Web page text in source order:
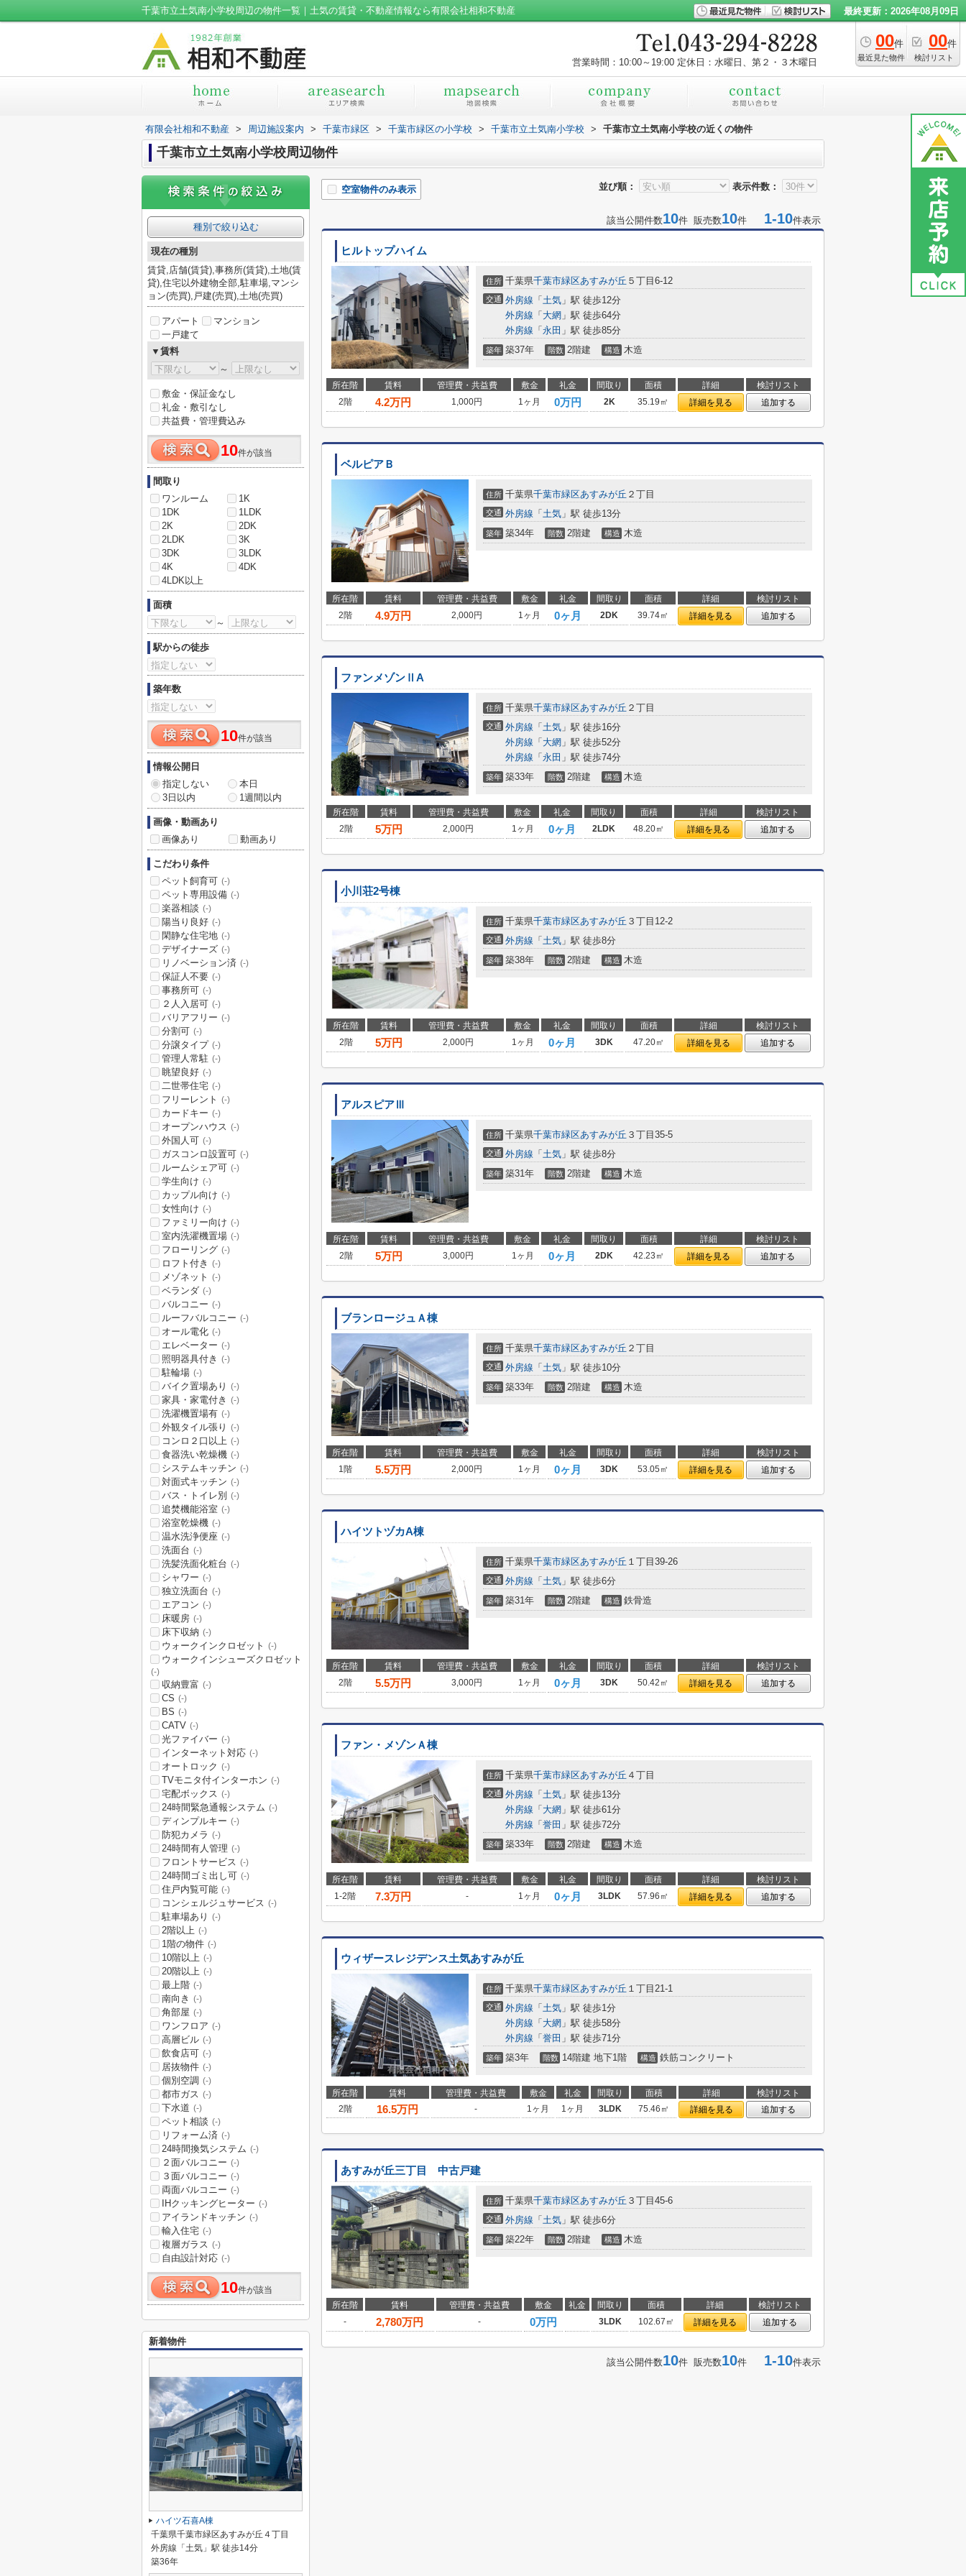
千葉市立土気南小学校周辺の物件一覧｜土気の賃貸・不動産情報なら有限会社相和不動産 最終更新：2026年08月09日
00件
最近見た物件
00件
検討リスト
営業時間：10:00～19:00 定休日：水曜日、第２・３木曜日
有限会社相和不動産 > 周辺施設案内 > 千葉市緑区 > 千葉市緑区の小学校 > 千葉市立土気南小学校 > 千葉市立土気南小学校の近くの物件
千葉市立土気南小学校周辺物件
並び順： 表示件数：
空室物件のみ表示
該当公開件数10件 販売数10件 1-10件表示
ヒルトップハイム
住所 千葉県千葉市緑区あすみが丘 ５丁目6-12
交通 外房線 「 土気 」駅 徒歩12分
外房線 「 大網 」駅 徒歩64分
外房線 「 永田 」駅 徒歩85分
築年 築37年 階数 2階建 構造 木造
所在階 賃料 管理費・共益費 敷金 礼金 間取り 面積 詳細
検討リスト
2階
4.2万円 1,000円 1ヶ月 0万円 2K 35.19㎡ 詳細を見る 追加する
ベルピアＢ
住所 千葉県千葉市緑区あすみが丘 ２丁目
交通 外房線 「 土気 」駅 徒歩13分
築年 築34年 階数 2階建 構造 木造
所在階 賃料 管理費・共益費 敷金 礼金 間取り 面積 詳細
検討リスト
2階
4.9万円 2,000円 1ヶ月 0ヶ月 2DK 39.74㎡ 詳細を見る 追加する
ファンメゾンⅡA
住所 千葉県千葉市緑区あすみが丘 ２丁目
交通 外房線 「 土気 」駅 徒歩16分
外房線 「 大網 」駅 徒歩52分
外房線 「 永田 」駅 徒歩74分
築年 築33年 階数 2階建 構造 木造
所在階 賃料 管理費・共益費 敷金 礼金 間取り 面積 詳細
検討リスト
2階
5万円 2,000円 1ヶ月 0ヶ月 2LDK 48.20㎡ 詳細を見る 追加する
小川荘2号棟
住所 千葉県千葉市緑区あすみが丘 ３丁目12-2
交通 外房線 「 土気 」駅 徒歩8分
築年 築38年 階数 2階建 構造 木造
所在階 賃料 管理費・共益費 敷金 礼金 間取り 面積 詳細
検討リスト
2階
5万円 2,000円 1ヶ月 0ヶ月 3DK 47.20㎡ 詳細を見る 追加する
アルスピアⅢ
住所 千葉県千葉市緑区あすみが丘 ３丁目35-5
交通 外房線 「 土気 」駅 徒歩8分
築年 築31年 階数 2階建 構造 木造
所在階 賃料 管理費・共益費 敷金 礼金 間取り 面積 詳細
検討リスト
2階
5万円 3,000円 1ヶ月 0ヶ月 2DK 42.23㎡ 詳細を見る 追加する
ブランロージュＡ棟
住所 千葉県千葉市緑区あすみが丘 ２丁目
交通 外房線 「 土気 」駅 徒歩10分
築年 築33年 階数 2階建 構造 木造
所在階 賃料 管理費・共益費 敷金 礼金 間取り 面積 詳細
検討リスト
1階
5.5万円 2,000円 1ヶ月 0ヶ月 3DK 53.05㎡ 詳細を見る 追加する
ハイツトヅカA棟
住所 千葉県千葉市緑区あすみが丘 １丁目39-26
交通 外房線 「 土気 」駅 徒歩6分
築年 築31年 階数 2階建 構造 鉄骨造
所在階 賃料 管理費・共益費 敷金 礼金 間取り 面積 詳細
検討リスト
2階
5.5万円 3,000円 1ヶ月 0ヶ月 3DK 50.42㎡ 詳細を見る 追加する
ファン・メゾンＡ棟
住所 千葉県千葉市緑区あすみが丘 ４丁目
交通 外房線 「 土気 」駅 徒歩13分
外房線 「 大網 」駅 徒歩61分
外房線 「 誉田 」駅 徒歩72分
築年 築33年 階数 2階建 構造 木造
所在階 賃料 管理費・共益費 敷金 礼金 間取り 面積 詳細
検討リスト
1-2階
7.3万円 - 1ヶ月 0ヶ月 3LDK 57.96㎡ 詳細を見る 追加する
ウィザースレジデンス土気あすみが丘
住所 千葉県千葉市緑区あすみが丘 １丁目21-1
交通 外房線 「 土気 」駅 徒歩1分
外房線 「 大網 」駅 徒歩58分
外房線 「 誉田 」駅 徒歩71分
築年 築3年 階数 14階建 地下1階 構造 鉄筋コンクリート
所在階 賃料 管理費・共益費 敷金 礼金 間取り 面積 詳細
検討リスト
2階
16.5万円 - 1ヶ月 1ヶ月 3LDK 75.46㎡ 詳細を見る 追加する
あすみが丘三丁目 中古戸建
住所 千葉県千葉市緑区あすみが丘 ３丁目45-6
交通 外房線 「 土気 」駅 徒歩6分
築年 築22年 階数 2階建 構造 木造
所在階 賃料 管理費・共益費 敷金 礼金 間取り 面積 詳細
検討リスト
-
2,780万円 - 0万円 3LDK 102.67㎡ 詳細を見る 追加する
該当公開件数10件 販売数10件 1-10件表示
種別で絞り込む
現在の種別
賃貸,店舗(賃貸),事務所(賃貸),土地(賃
貸),住宅以外建物全部,駐車場,マンシ
ョン(売買),戸建(売買),土地(売買)
アパート
マンション
一戸建て
▼賃料
～
敷金・保証金なし
礼金・敷引なし
共益費・管理費込み
10件が該当
間取り
ワンルーム
1K
1DK
1LDK
2K
2DK
2LDK
3K
3DK
3LDK
4K
4DK
4LDK以上
面積
～
駅からの徒歩
築年数
10件が該当
情報公開日
指定しない
本日
3日以内
1週間以内
画像・動画あり
画像あり
動画あり
こだわり条件
ペット飼育可 (-)
ペット専用設備 (-)
楽器相談 (-)
陽当り良好 (-)
閑静な住宅地 (-)
デザイナーズ (-)
リノベーション済 (-)
保証人不要 (-)
事務所可 (-)
２人入居可 (-)
バリアフリー (-)
分割可 (-)
分譲タイプ (-)
管理人常駐 (-)
眺望良好 (-)
二世帯住宅 (-)
フリーレント (-)
カードキー (-)
オープンハウス (-)
外国人可 (-)
ガスコンロ設置可 (-)
ルームシェア可 (-)
学生向け (-)
カップル向け (-)
女性向け (-)
ファミリー向け (-)
室内洗濯機置場 (-)
フローリング (-)
ロフト付き (-)
メゾネット (-)
ベランダ (-)
バルコニー (-)
ルーフバルコニー (-)
オール電化 (-)
エレベーター (-)
照明器具付き (-)
駐輪場 (-)
バイク置場あり (-)
家具・家電付き (-)
洗濯機置場有 (-)
外観タイル張り (-)
コンロ２口以上 (-)
食器洗い乾燥機 (-)
システムキッチン (-)
対面式キッチン (-)
バス・トイレ別 (-)
追焚機能浴室 (-)
浴室乾燥機 (-)
温水洗浄便座 (-)
洗面台 (-)
洗髪洗面化粧台 (-)
シャワー (-)
独立洗面台 (-)
エアコン (-)
床暖房 (-)
床下収納 (-)
ウォークインクロゼット (-)
ウォークインシューズクロゼット
(-)
収納豊富 (-)
CS (-)
BS (-)
CATV (-)
光ファイバー (-)
インターネット対応 (-)
オートロック (-)
TVモニタ付インターホン (-)
宅配ボックス (-)
24時間緊急通報システム (-)
ディンプルキー (-)
防犯カメラ (-)
24時間有人管理 (-)
フロントサービス (-)
24時間ゴミ出し可 (-)
住戸内覧可能 (-)
コンシェルジュサービス (-)
駐車場あり (-)
2階以上 (-)
1階の物件 (-)
10階以上 (-)
20階以上 (-)
最上階 (-)
南向き (-)
角部屋 (-)
ワンフロア (-)
高層ビル (-)
飲食店可 (-)
居抜物件 (-)
個別空調 (-)
都市ガス (-)
下水道 (-)
ペット相談 (-)
リフォーム済 (-)
24時間換気システム (-)
２面バルコニー (-)
３面バルコニー (-)
両面バルコニー (-)
IHクッキングヒーター (-)
アイランドキッチン (-)
輸入住宅 (-)
複層ガラス (-)
自由設計対応 (-)
10件が該当
新着物件
ハイツ石喜A棟
千葉県千葉市緑区あすみが丘４丁目
外房線「土気」駅 徒歩14分
築36年